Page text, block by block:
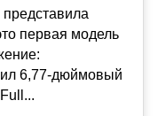
первая модель
6,77-дюймовый